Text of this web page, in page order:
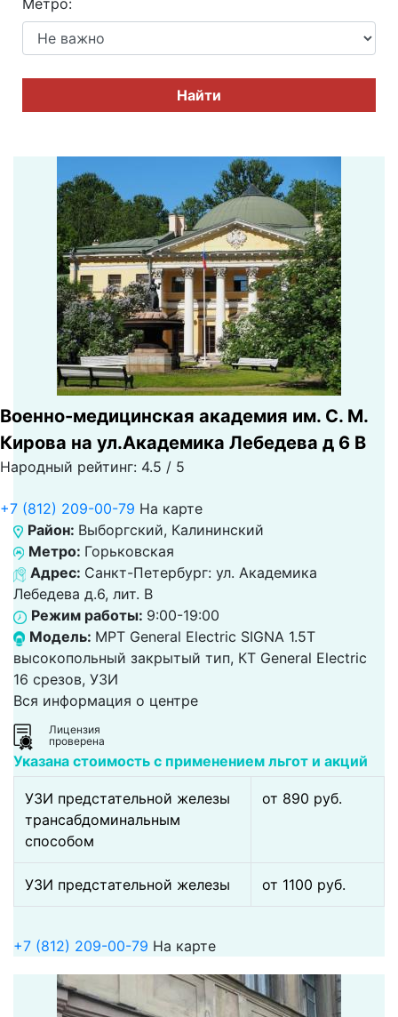
Метро:
Найти
Военно-медицинская академия им. С. М.
Кирова на ул.Академика Лебедева д 6 В
Народный рейтинг: 4.5 / 5
+7 (812) 209-00-79 На карте
Район: Выборгский, Калининский
Метро: Горьковская
Адрес: Санкт-Петербург: ул. Академика
Лебедева д.6, лит. В
Режим работы: 9:00-19:00
Модель: МРТ General Electric SIGNA 1.5T
высокопольный закрытый тип, КТ General Electric
16 срезов, УЗИ
Вся информация о центре
Лицензия
проверена
Указана стоимость с применением льгот и акций
УЗИ предстательной железы
трансабдоминальным
способом
от 890 pуб.
УЗИ предстательной железы от 1100 pуб.
+7 (812) 209-00-79 На карте